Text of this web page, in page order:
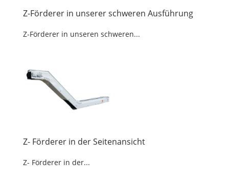
Z-Förderer in unserer schweren Ausführung
Z-Förderer in unseren schweren...
Z- Förderer in der Seitenansicht
Z- Förderer in der...